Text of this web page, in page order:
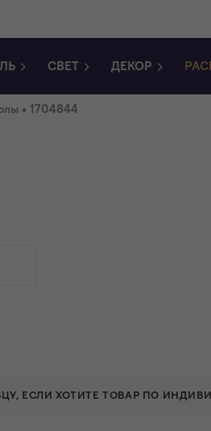
СВЕТ ДЕКОР
• 1704844
ЕСЛИ ХОТИТЕ ТОВАР ПО